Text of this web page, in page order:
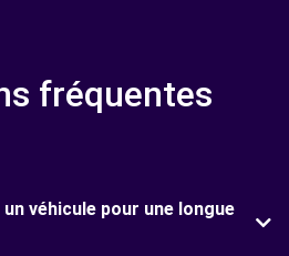
fréquentes
véhicule pour une longue